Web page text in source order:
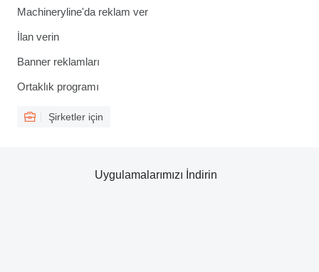
Machineryline'da reklam ver
İlan verin
Banner reklamları
Ortaklık programı
Şirketler için
Uygulamalarımızı İndirin